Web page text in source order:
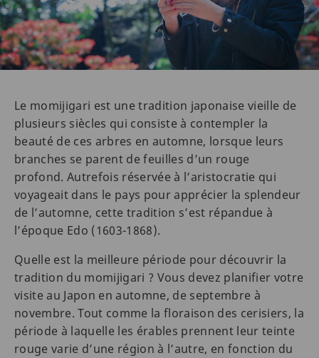
Le momijigari est une tradition japonaise vieille de
plusieurs siècles qui consiste à contempler la
beauté de ces arbres en automne, lorsque leurs
branches se parent de feuilles d’un rouge
profond. Autrefois réservée à l’aristocratie qui
voyageait dans le pays pour apprécier la splendeur
de l’automne, cette tradition s’est répandue à
l’époque Edo (1603-1868).
Quelle est la meilleure période pour découvrir la
tradition du momijigari ? Vous devez planifier votre
visite au Japon en automne, de septembre à
novembre. Tout comme la floraison des cerisiers, la
période à laquelle les érables prennent leur teinte
rouge varie d’une région à l’autre, en fonction du